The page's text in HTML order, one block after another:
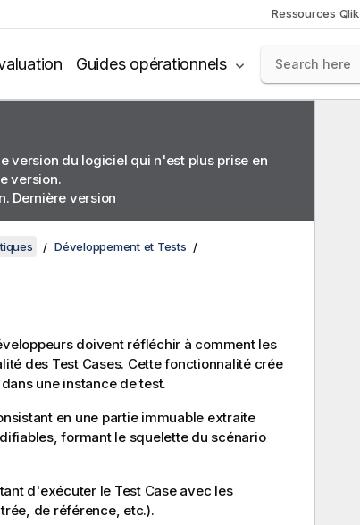
Ressources Qlik
Guides opérationnels
version du logiciel qui n'est plus prise en
version.
Dernière version
Développement et Tests
doivent réfléchir à comment les
des Test Cases. Cette fonctionnalité crée
une instance de test.
en une partie immuable extraite
formant le squelette du scénario
d'exécuter le Test Case avec les
de référence, etc.).